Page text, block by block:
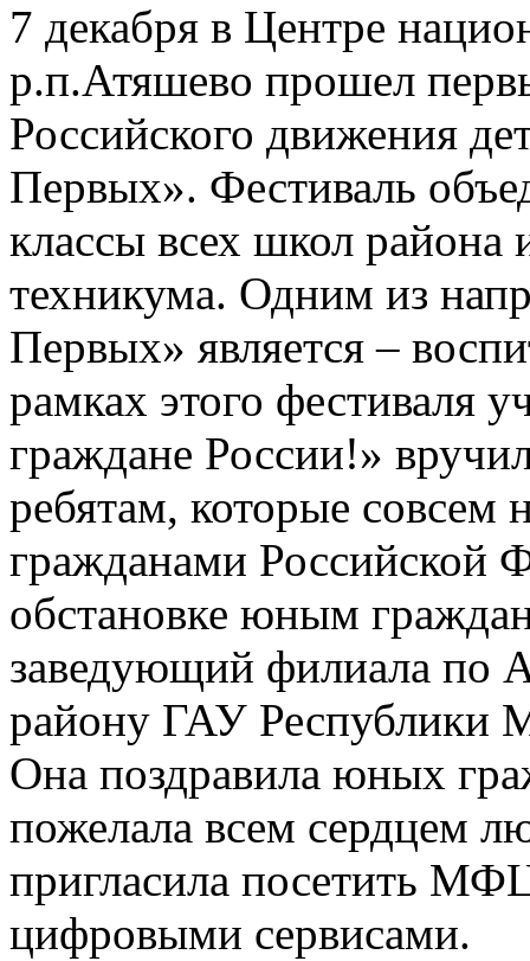
7 декабря в Центре
р.п.Атяшево прошел
Российского движения
Первых». Фестиваль
классы всех школ района
техникума. Одним из
Первых» является –
рамках этого фестиваля
граждане России!»
ребятам, которые совсем
гражданами Российской
обстановке юным
заведующий филиала по
району ГАУ
Она поздравила юных
пожелала всем сердцем
пригласила посетить
цифровыми сервисами.